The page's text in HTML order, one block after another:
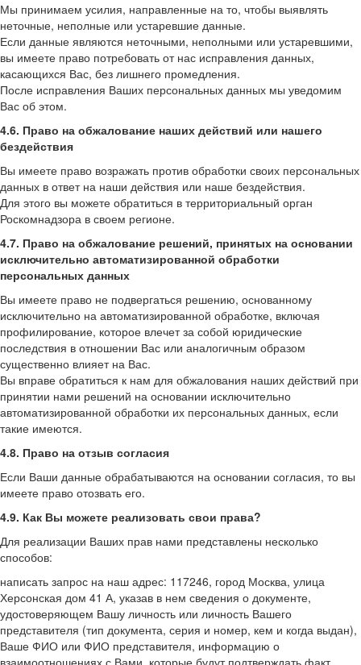
Мы принимаем усилия, направленные на то, чтобы выявлять
неточные, неполные или устаревшие данные.
Если данные являются неточными, неполными или устаревшими,
вы имеете право потребовать от нас исправления данных,
касающихся Вас, без лишнего промедления.
После исправления Ваших персональных данных мы уведомим
Вас об этом.
4.6. Право на обжалование наших действий или нашего
бездействия
Вы имеете право возражать против обработки своих персональных
данных в ответ на наши действия или наше бездействия.
Для этого вы можете обратиться в территориальный орган
Роскомнадзора в своем регионе.
4.7. Право на обжалование решений, принятых на основании
исключительно автоматизированной обработки
персональных данных
Вы имеете право не подвергаться решению, основанному
исключительно на автоматизированной обработке, включая
профилирование, которое влечет за собой юридические
последствия в отношении Вас или аналогичным образом
существенно влияет на Вас.
Вы вправе обратиться к нам для обжалования наших действий при
принятии нами решений на основании исключительно
автоматизированной обработки их персональных данных, если
такие имеются.
4.8. Право на отзыв согласия
Если Ваши данные обрабатываются на основании согласия, то вы
имеете право отозвать его.
4.9. Как Вы можете реализовать свои права?
Для реализации Ваших прав нами представлены несколько
способов:
написать запрос на наш адрес: 117246, город Москва, улица
Херсонская дом 41 А, указав в нем сведения о документе,
удостоверяющем Вашу личность или личность Вашего
представителя (тип документа, серия и номер, кем и когда выдан),
Ваше ФИО или ФИО представителя, информацию о